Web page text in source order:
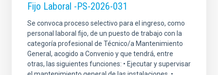
Fijo Laboral -PS-2026-031
Se convoca proceso selectivo para el ingreso, como
personal laboral fijo, de un puesto de trabajo con la
categoría profesional de Técnico/a Mantenimiento
General, acogido a Convenio y que tendrá, entre
otras, las siguientes funciones: • Ejecutar y supervisar